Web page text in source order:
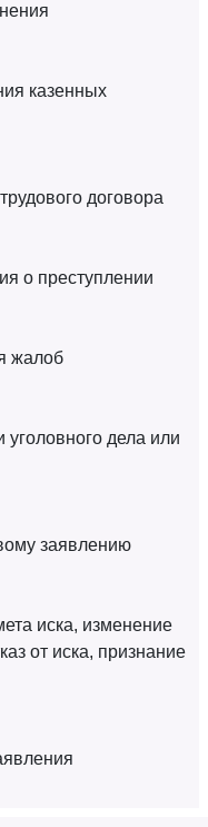
казенных
договора
о преступлении
жалоб
дела или
заявлению
иска, изменение
от иска, признание